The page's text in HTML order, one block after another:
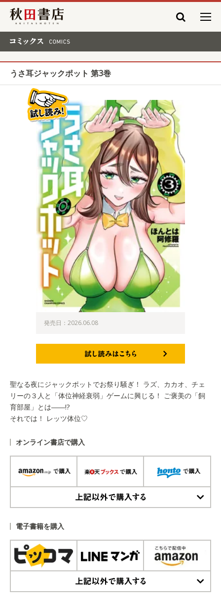
秋田書店
うさ耳ジャックポット 第3巻
発売日：2026.06.08
聖なる夜にジャックポットでお祭り騒ぎ！ ラズ、カカオ、チェ
リーの３人と「体位神経衰弱」ゲームに興じる！ ご褒美の「飼
育部屋」とは――!?
それでは！ レッツ体位♡
オンライン書店で購入
電子書籍を購入